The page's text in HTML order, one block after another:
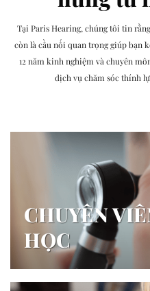
Tại Paris Hearing, chúng tôi tin
còn là cầu nối quan trọng giúp bạn
12 năm kinh nghiệm và chuyên
dịch vụ chăm sóc thính
CHUYÊN
HỌC